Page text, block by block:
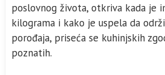
poslovnog života, otkriva kada je
kilograma i kako je uspela da
porođaja, priseća se kuhinjskih
poznatih.